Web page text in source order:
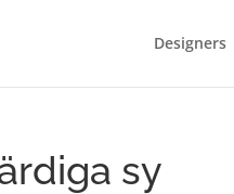
Designers
sy